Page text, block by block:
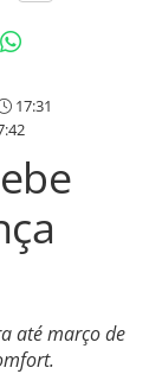
17:31
até março de